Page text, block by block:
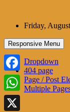
contentFriday,
Responsive Menu
Dropdown
404 page
Page / Post
Multiple
Facebook
WhatsApp